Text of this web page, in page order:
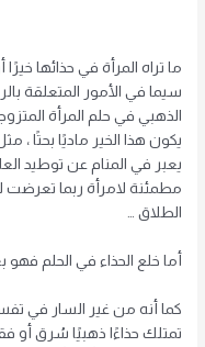
ما تراه المرأة في حذائها
سيما في الأمور المتعلقة
الذهبي في حلم المرأة
يكون هذا الخير ماديًا بحتًا ،
يعبر في المنام عن توطيد
مطمئنة لامرأة ربما تعرضت
الطلاق …
أما خلع الحذاء في الحلم فهو
كما أنه من غير السار في
تمتلك حذاءًا ذهبيًا سُرق أو